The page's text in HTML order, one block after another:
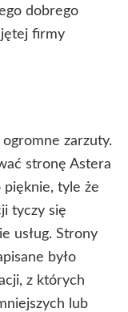
dobrego
firmy
zarzuty.
stronę Astera
pięknie, tyle że
tyczy się
usług. Strony
było
z których
lub